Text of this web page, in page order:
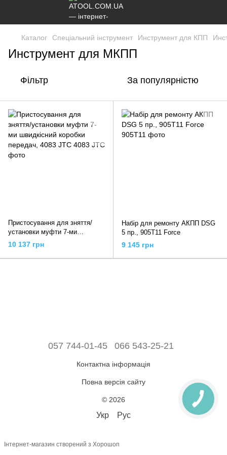
Каталог Спеціальний інструмент Инструмент для КПП
Инструмент для МКПП
Фільтр За популярністю
Пристосування для зняття/
установки муфти 7-ми
швидкісний коробки передач,
4083 JTC
10 137 грн
Набір для ремонту АКПП DSG
5 пр., 905T11 Force
9 145 грн
057 744-01-45 066 543-25-21
Контактна інформація
Повна версія сайту
© 2026
Укр Рус
Інтернет-магазин створений з Хорошоп